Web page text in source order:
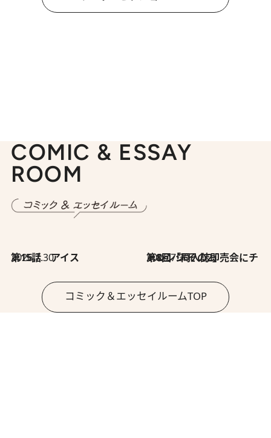
COMIC & ESSAY
ROOM
2026.7.30
第15話 アイス 2026.7.30
第8回「同人誌即売会にチャレンジ その2」
コミック＆エッセイルームTOP